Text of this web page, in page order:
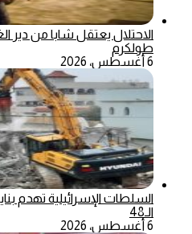
الاحتلال يعتقل شابا من
طولكرم
6 أغسطس، 2026
السلطات الإسرائيلية تهدم
الـ48
6 أغسطس، 2026